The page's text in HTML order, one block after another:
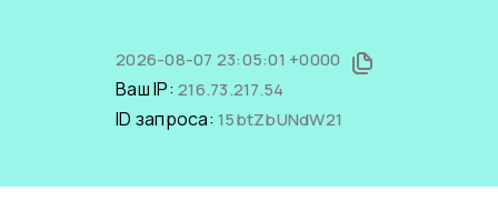
2026-08-07 23:05:01 +0000
Ваш IP: 216.73.217.54
ID запроса: 15btZbUNdW21